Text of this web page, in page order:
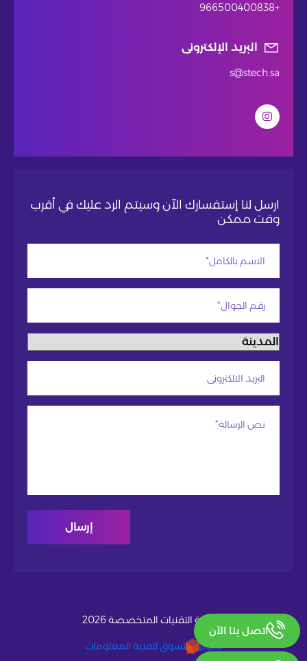
+966500400838
البريد الإلكترونى
s@stech.sa
ارسل لنا إستفسارك الآن وسيتم الرد عليك في أقرب
وقت ممكن
© شركة التقنيات المتخصصة 2026
تطوير تسوق لتقنية المعلومات
اتصل بنا الآن